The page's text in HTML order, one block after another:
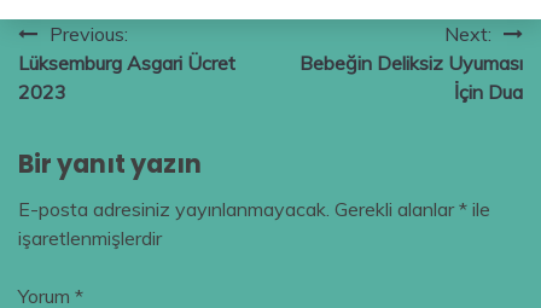
Yazı
gezinmesi
Previous:
Lüksemburg Asgari Ücret
2023
Next:
Bebeğin Deliksiz Uyuması
İçin Dua
Bir yanıt yazın
E-posta adresiniz yayınlanmayacak. Gerekli alanlar* ile
işaretlenmişlerdir
Yorum *